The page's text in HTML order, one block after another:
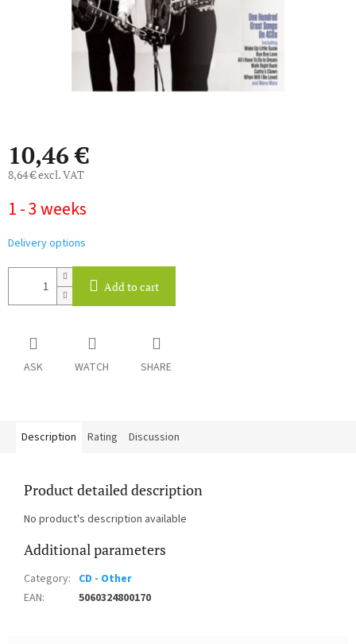
10,46 €
8,64 € excl. VAT
price:
1 - 3 weeks
Delivery options
Add to cart
ASK WATCH SHARE
Description Rating Discussion
Product detailed description
No product's description available
Additional parameters
Category: CD - Other
EAN: 5060324800170